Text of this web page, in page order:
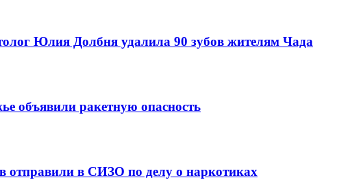
Юлия Долбня удалила 90 зубов жителям Чада
объявили ракетную опасность
отправили в СИЗО по делу о наркотиках